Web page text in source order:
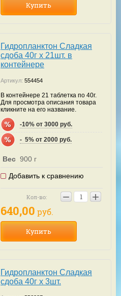
Купить
Гидропланктон Сладкая
сдоба 40г х 21шт. в
контейнере
Артикул: 554454
В контейнере 21 таблетка по 40г.
Для просмотра описания товара
кликните на его название.
-10% от 3000 руб.
-  5% от 2000 руб.
Вес 900 г
Добавить к сравнению
Кол-во: − +
640,00 руб.
Купить
Гидропланктон Сладкая
сдоба 40г х 3шт.